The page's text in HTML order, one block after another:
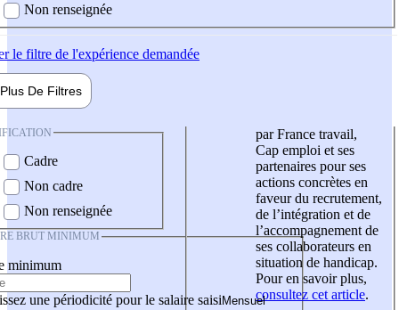
Non renseignée
le filtre de l'expérience demandée
Plus De Filtres
Cadre
Non cadre
Non renseignée
BRUT MINIMUM
minimum
une périodicité pour le salaire saisi
par France travail,
Cap emploi et ses
partenaires pour ses
actions concrètes en
faveur du recrutement,
de l’intégration et de
l’accompagnement de
ses collaborateurs en
situation de handicap.
Pour en savoir plus,
consultez cet article.